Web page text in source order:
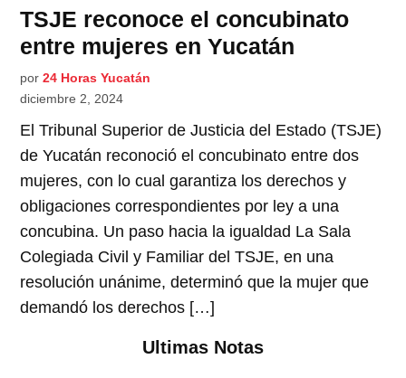
TSJE reconoce el concubinato
entre mujeres en Yucatán
por 24 Horas Yucatán
diciembre 2, 2024
El Tribunal Superior de Justicia del Estado (TSJE)
de Yucatán reconoció el concubinato entre dos
mujeres, con lo cual garantiza los derechos y
obligaciones correspondientes por ley a una
concubina. Un paso hacia la igualdad La Sala
Colegiada Civil y Familiar del TSJE, en una
resolución unánime, determinó que la mujer que
demandó los derechos […]
Ultimas Notas